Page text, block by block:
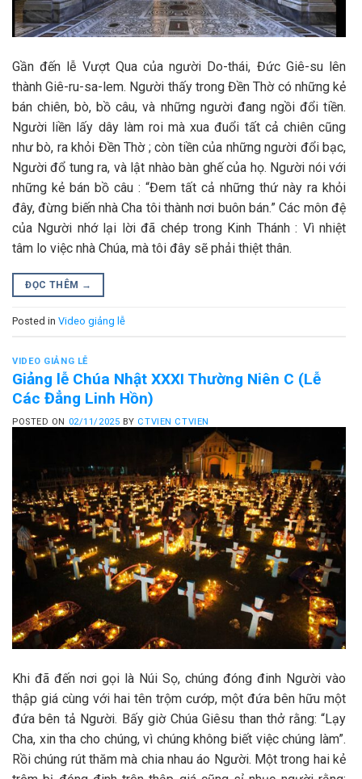
Gần đến lễ Vượt Qua của người Do-thái, Đức Giê-su lên
thành Giê-ru-sa-lem. Người thấy trong Đền Thờ có những kẻ
bán chiên, bò, bồ câu, và những người đang ngồi đổi tiền.
Người liền lấy dây làm roi mà xua đuổi tất cả chiên cũng
như bò, ra khỏi Đền Thờ ; còn tiền của những người đổi bạc,
Người đổ tung ra, và lật nhào bàn ghế của họ. Người nói với
những kẻ bán bồ câu : “Đem tất cả những thứ này ra khỏi
đây, đừng biến nhà Cha tôi thành nơi buôn bán.” Các môn đệ
của Người nhớ lại lời đã chép trong Kinh Thánh : Vì nhiệt
tâm lo việc nhà Chúa, mà tôi đây sẽ phải thiệt thân.
ĐỌC THÊM →
Posted in Video giảng lễ
VIDEO GIẢNG LỄ
Giảng lễ Chúa Nhật XXXI Thường Niên C (Lễ
Các Đẳng Linh Hồn)
POSTED ON 02/11/2025 BY CTVIEN CTVIEN
Khi đã đến nơi gọi là Núi Sọ, chúng đóng đinh Người vào
thập giá cùng với hai tên trộm cướp, một đứa bên hữu một
đứa bên tả Người. Bấy giờ Chúa Giêsu than thở rằng: “Lạy
Cha, xin tha cho chúng, vì chúng không biết việc chúng làm”.
Rồi chúng rút thăm mà chia nhau áo Người. Một trong hai kẻ